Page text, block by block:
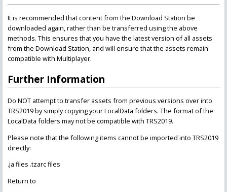
It is recommended that content from the Download Station be
downloaded again, rather than be transferred using the above
methods. This ensures that you have the latest version of all assets
from the Download Station, and will ensure that the assets remain
compatible with Multiplayer.
Further Information
Do NOT attempt to transfer assets from previous versions over into
TRS2019 by simply copying your LocalData folders. The format of the
LocalData folders may not be compatible with TRS2019.
Please note that the following items cannot be imported into TRS2019
directly:
.ja files .tzarc files
Return to